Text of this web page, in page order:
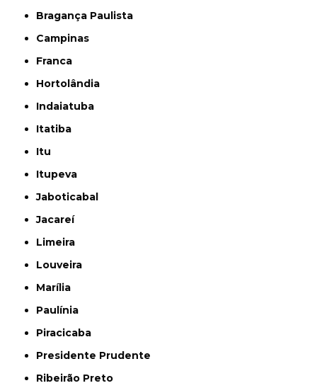
Bragança Paulista
Campinas
Franca
Hortolândia
Indaiatuba
Itatiba
Itu
Itupeva
Jaboticabal
Jacareí
Limeira
Louveira
Marília
Paulínia
Piracicaba
Presidente Prudente
Ribeirão Preto